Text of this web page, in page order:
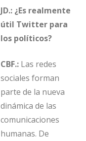
JD.: ¿Es realmente
útil Twitter para
los políticos?
CBF.:Las redes
sociales forman
parte de la nueva
dinámica de las
comunicaciones
humanas. De